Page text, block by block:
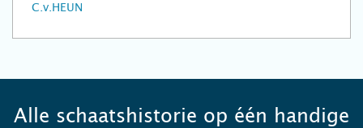
C.v.HEUN
Alle schaatshistorie op één handige